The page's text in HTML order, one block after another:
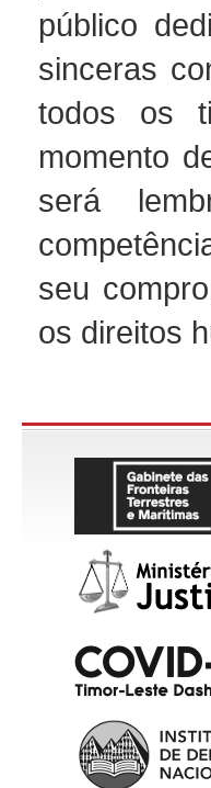
público
sinceras
todos os
momento
será
seu
os direitos